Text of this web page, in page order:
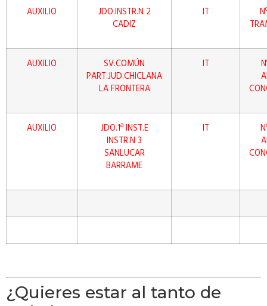
AUXILIO
JDO.INSTR.N 2
CADIZ
IT
AUXILIO
SV.COMÚN
PART.JUD.CHICLANA
LA FRONTERA
IT
AUXILIO
JDO.1ª INST.E
INSTR.N 3
SANLUCAR
BARRAME
IT
¿Quieres estar al tanto de